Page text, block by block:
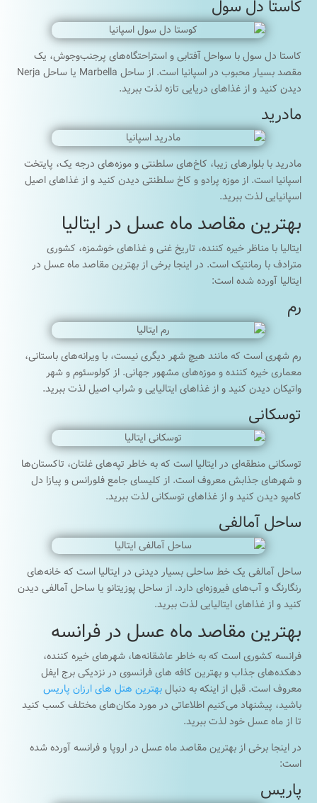
کاستا دل سول
کاستا دل سول با سواحل آفتابی و استراحتگاه‌های پرجنب‌وجوش، یک
مقصد بسیار محبوب در اسپانیا است. از ساحل Marbella یا ساحل Nerja
دیدن کنید و از غذاهای دریایی تازه لذت ببرید.
مادرید
مادرید با بلوارهای زیبا، کاخ‌های سلطنتی و موزه‌های درجه یک، پایتخت
اسپانیا است. از موزه پرادو و کاخ سلطنتی دیدن کنید و از غذاهای اصیل
اسپانیایی لذت ببرید.
بهترین مقاصد ماه عسل در ایتالیا
ایتالیا با مناظر خیره کننده، تاریخ غنی و غذاهای خوشمزه، کشوری
مترادف با رمانتیک است. در اینجا برخی از بهترین مقاصد ماه عسل در
ایتالیا آورده شده است:
رم
رم شهری است که مانند هیچ شهر دیگری نیست، با ویرانه‌های باستانی،
معماری خیره کننده و موزه‌های مشهور جهانی. از کولوسئوم و شهر
واتیکان دیدن کنید و از غذاهای ایتالیایی و شراب اصیل لذت ببرید.
توسکانی
توسکانی منطقه‌ای در ایتالیا است که به خاطر تپه‌های غلتان، تاکستان‌ها
و شهرهای جذابش معروف است. از کلیسای جامع فلورانس و پیازا دل
کامپو دیدن کنید و از غذاهای توسکانی لذت ببرید.
ساحل آمالفی
ساحل آمالفی یک خط ساحلی بسیار دیدنی در ایتالیا است که خانه‌های
رنگارنگ و آب‌های فیروزه‌ای دارد. از ساحل پوزیتانو یا ساحل آمالفی دیدن
کنید و از غذاهای ایتالیایی لذت ببرید.
بهترین مقاصد ماه عسل در فرانسه
فرانسه کشوری است که به خاطر عاشقانه‌ها، شهرهای خیره کننده،
دهکده‌های جذاب و بهترین کافه های فرانسوی در نزدیکی برج ایفل
معروف است. قبل از اینکه به دنبالبهترین هتل های ارزان پاریس
باشید، پیشنهاد می‌کنیم اطلاعاتی در مورد مکان‌های مختلف کسب کنید
تا از ماه عسل خود لذت ببرید.
در اینجا برخی از بهترین مقاصد ماه عسل در اروپا و فرانسه آورده شده
است:
پاریس